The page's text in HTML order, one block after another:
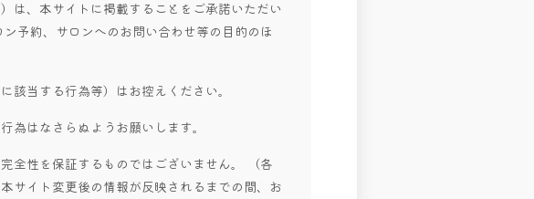
は、本サイトに掲載することをご承諾いただい
予約、サロンへのお問い合わせ等の目的のほ
該当する行為等）はお控えください。
為はなさらぬようお願いします。
全性を保証するものではございません。 （各
サイト変更後の情報が反映されるまでの間、お